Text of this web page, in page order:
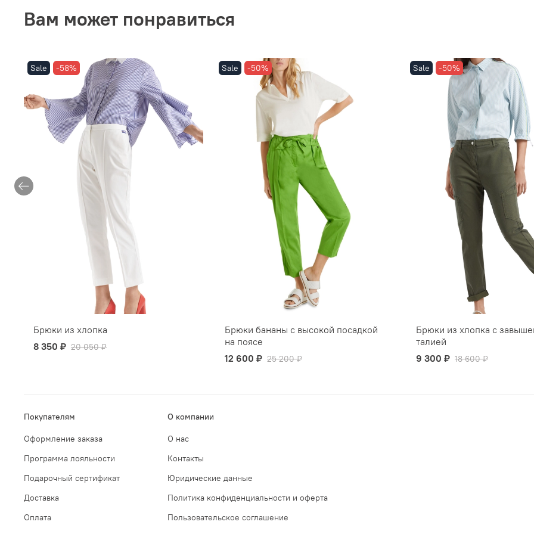
Вам может понравиться
Sale -58%
Брюки из хлопка
8 350 ₽ 20 050 ₽
Sale -50%
Брюки бананы с высокой посадкой
на поясе
12 600 ₽ 25 200 ₽
Sale -50%
Брюки из хлопка с
талией
9 300 ₽ 18 600 ₽
Покупателям
Оформление заказа
Программа лояльности
Подарочный сертификат
Доставка
Оплата
О компании
О нас
Контакты
Юридические данные
Политика конфиденциальности и оферта
Пользовательское соглашение